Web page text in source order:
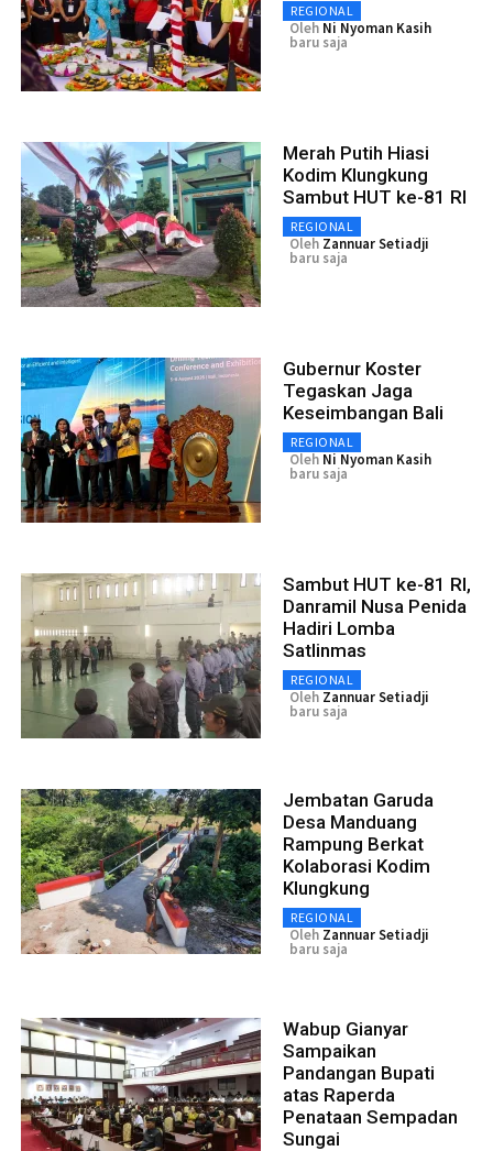
REGIONAL
Oleh Ni Nyoman Kasih
baru saja
Merah Putih Hiasi
Kodim Klungkung
Sambut HUT ke-81 RI
REGIONAL
Oleh Zannuar Setiadji
baru saja
Gubernur Koster
Tegaskan Jaga
Keseimbangan Bali
REGIONAL
Oleh Ni Nyoman Kasih
baru saja
Sambut HUT ke-81 RI,
Danramil Nusa Penida
Hadiri Lomba
Satlinmas
REGIONAL
Oleh Zannuar Setiadji
baru saja
Jembatan Garuda
Desa Manduang
Rampung Berkat
Kolaborasi Kodim
Klungkung
REGIONAL
Oleh Zannuar Setiadji
baru saja
Wabup Gianyar
Sampaikan
Pandangan Bupati
atas Raperda
Penataan Sempadan
Sungai